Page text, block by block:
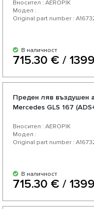
Вносител : AEROPIK
Модел :
Original part number :
В наличност
715.30 € /
Преден ляв въздушен
Mercedes GLS 167
Вносител : AEROPIK
Модел :
Original part number :
В наличност
715.30 € /